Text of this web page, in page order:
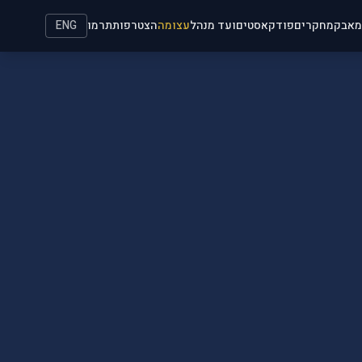
מחקריםפודקאסטיםועד מנהלעצומההצטרפותתרמו ENG